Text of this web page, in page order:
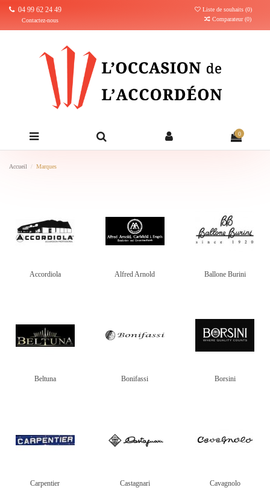
04 99 62 24 49
Contactez-nous
Liste de souhaits (0)
Comparateur (0)
0
Accueil Marques
Accordiola Alfred Arnold Ballone Burini
Beltuna Bonifassi Borsini
Carpentier Castagnari Cavagnolo